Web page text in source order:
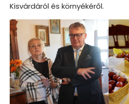
Kisvárdáról és környékéről.